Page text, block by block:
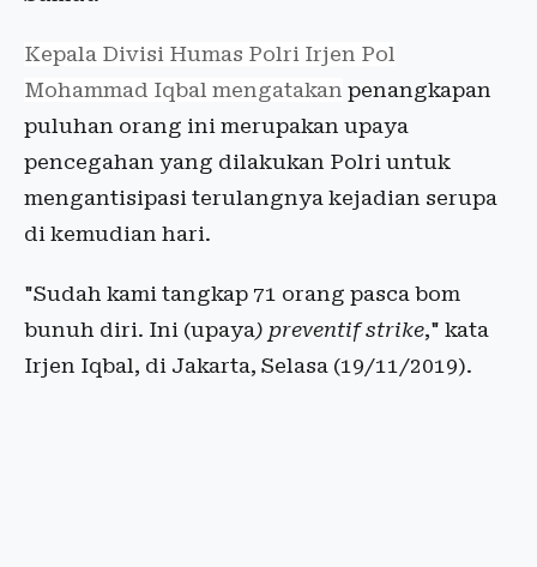
Kepala Divisi Humas Polri Irjen Pol
Mohammad Iqbal mengatakan penangkapan
puluhan orang ini merupakan upaya
pencegahan yang dilakukan Polri untuk
mengantisipasi terulangnya kejadian serupa
di kemudian hari.
"Sudah kami tangkap 71 orang pasca bom
bunuh diri. Ini (upaya) preventif strike," kata
Irjen Iqbal, di Jakarta, Selasa (19/11/2019).